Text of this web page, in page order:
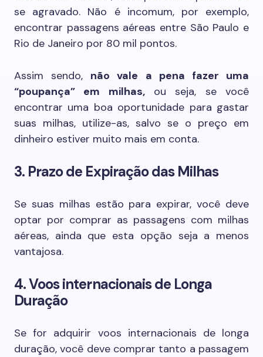
se agravado. Não é incomum, por exemplo,
encontrar passagens aéreas entre São Paulo e
Rio de Janeiro por 80 mil pontos.
Assim sendo, não vale a pena fazer uma
“poupança” em milhas,ou seja, se você
encontrar uma boa oportunidade para gastar
suas milhas, utilize-as, salvo se o preço em
dinheiro estiver muito mais em conta.
3. Prazo de Expiração das Milhas
Se suas milhas estão para expirar, você deve
optar por comprar as passagens com milhas
aéreas, ainda que esta opção seja a menos
vantajosa.
4. Voos internacionais de Longa
Duração
Se for adquirir voos internacionais de longa
duração, você deve comprar tanto a passagem